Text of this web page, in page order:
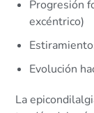
Progresión
excéntrico)
Evolución
La